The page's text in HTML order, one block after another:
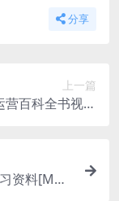
分享
上一篇
营百科全书视频
资料[MP